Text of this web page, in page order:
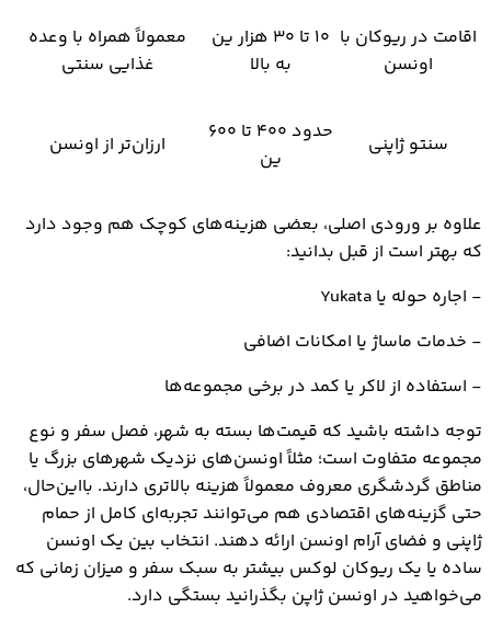
اقامت در ریوکان با
اونسن
۱۰ تا ۳۰ هزار ین
به بالا
معمولاً همراه با وعده
غذایی سنتی
سنتو ژاپنی
حدود ۴۰۰ تا ۶۰۰
ین
ارزان‌تر از اونسن
علاوه بر ورودی اصلی، بعضی هزینه‌های کوچک هم وجود دارد
که بهتر است از قبل بدانید:
- اجاره حوله یا Yukata
- خدمات ماساژ یا امکانات اضافی
- استفاده از لاکر یا کمد در برخی مجموعه‌ها
توجه داشته باشید که قیمت‌ها بسته به شهر، فصل سفر و نوع
مجموعه متفاوت است؛ مثلاً اونسن‌های نزدیک شهرهای بزرگ یا
مناطق گردشگری معروف معمولاً هزینه بالاتری دارند. بااین‌حال،
حتی گزینه‌های اقتصادی هم می‌توانند تجربه‌ای کامل از حمام
ژاپنی و فضای آرام اونسن ارائه دهند. انتخاب بین یک اونسن
ساده یا یک ریوکان لوکس بیشتر به سبک سفر و میزان زمانی که
می‌خواهید در اونسن ژاپن بگذرانید بستگی دارد.